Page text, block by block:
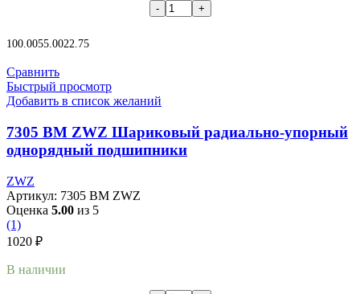
100.0055.0022.75
Сравнить
Быстрый просмотр
Добавить в список желаний
7305 BM ZWZ Шариковый радиально-упорный
однорядный подшипники
ZWZ
Артикул: 7305 BM ZWZ
Оценка 5.00 из 5
(1)
1020 ₽
В наличии